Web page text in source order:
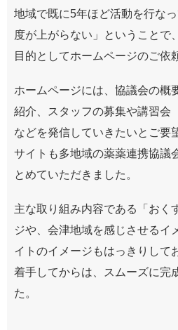
地域で既に5年ほど活動を行な
度が上がらない」ということで
目的としてホームページのご依
ホームページには、協議会の概
紹介、スタッフの募集や講習会
などを発信していきたいとご要
サイトも多地域の薬薬連携協議
とめていただきました。
主な取り組み内容である「おく
ジや、会津地域を感じさせるイ
イトのイメージもはっきりして
着手してからは、スムーズに完
た。